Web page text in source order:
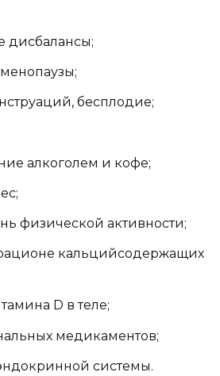
дисбалансы;
бесплодие;
алкоголем и кофе;
физической активности;
кальцийсодержащих
D в теле;
медикаментов;
системы.